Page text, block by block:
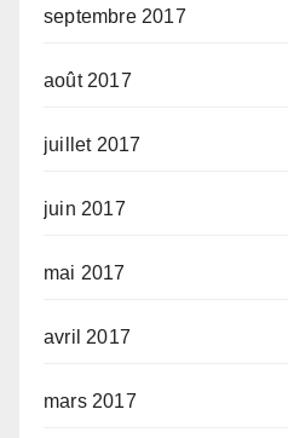
septembre 2017
août 2017
juillet 2017
juin 2017
mai 2017
avril 2017
mars 2017